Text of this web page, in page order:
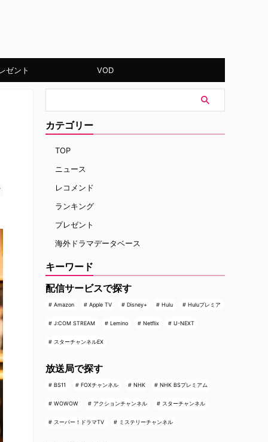
ゼント VOD
カテゴリー
TOP
ニュース
レコメンド
ランキング
プレゼント
海外ドラマデータベース
キーワード
配信サービスで探す
Amazon Apple TV Disney+ Hulu Huluプレミア
J:COM STREAM Lemino Netflix U-NEXT
スターチャンネルEX
放送局で探す
BS11 FOXチャンネル NHK NHK BSプレミアム
WOWOW アクションチャンネル スターチャンネル
スーパー！ドラマTV ミステリーチャンネル